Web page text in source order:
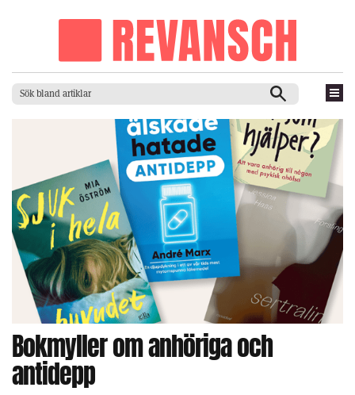
Bokmyller om anhöriga och
antidepp